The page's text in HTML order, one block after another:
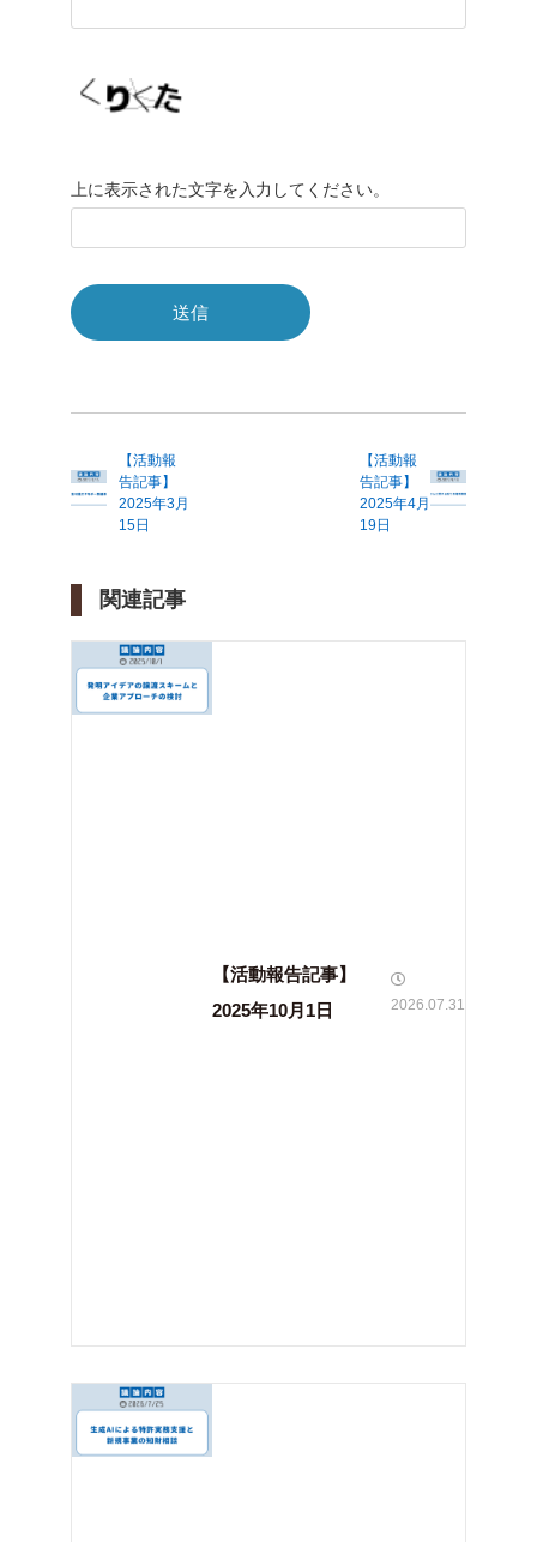
上に表示された文字を入力してください。
【活動報
告記事】
2025年3月
15日
【活動報
告記事】
2025年4月
19日
関連記事
【活動報告記事】
2025年10月1日
2026.07.31